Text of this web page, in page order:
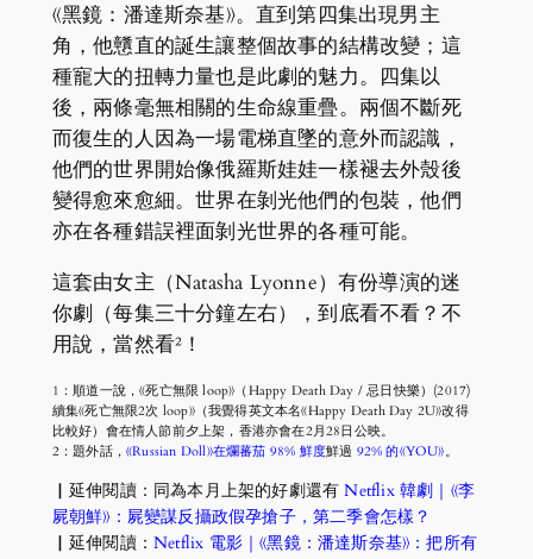
《黑鏡：潘達斯奈基》。直到第四集出現男主
角，他戇直的誕生讓整個故事的結構改變；這
種寵大的扭轉力量也是此劇的魅力。四集以
後，兩條毫無相關的生命線重疊。兩個不斷死
而復生的人因為一場電梯直墜的意外而認識，
他們的世界開始像俄羅斯娃娃一樣褪去外殼後
變得愈來愈細。世界在剝光他們的包裝，他們
亦在各種錯誤裡面剝光世界的各種可能。
這套由女主（Natasha Lyonne）有份導演的迷
你劇（每集三十分鐘左右），到底看不看？不
用說，當然看²！
1：順道一說，《死亡無限 loop》（Happy Death Day / 忌日快樂）(2017)
續集《死亡無限2次 loop》（我覺得英文本名《Happy Death Day 2U》改得
比較好）會在情人節前夕上架，香港亦會在2月28日公映。
2：題外話，《Russian Doll》在爛蕃茄 98% 鮮度鮮過 92% 的《YOU》。
▏延伸閱讀：同為本月上架的好劇還有Netflix 韓劇｜《李
屍朝鮮》：屍變謀反攝政假孕搶子，第二季會怎樣？
▏延伸閱讀：Netflix 電影｜《黑鏡：潘達斯奈基》：把所有